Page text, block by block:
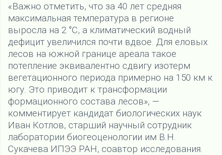
«Важно отметить, что за 40 лет средняя
максимальная температура в регионе
выросла на 2 °C, а климатический водный
дефицит увеличился почти вдвое. Для еловых
лесов на южной границе ареала такое
потепление эквивалентно сдвигу изотерм
вегетационного периода примерно на 150 км к
югу. Это приводит к трансформации
формационного состава лесов», —
комментирует кандидат биологических наук
Иван Котлов, старший научный сотрудник
лаборатории биогеоценологии им В.Н.
Сукачева ИПЭЭ РАН, соавтор исследования.